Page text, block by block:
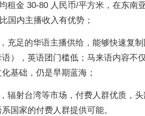
租金 30-80 人民币/平方米，在东南
国内主播收入有优势；
充足的华语主播供给，能够快速复
），英语团门槛低；马来语内容不
基础，仍是早期蓝海；
辐射台湾等市场，付费人群优质，
国家的付费人群提供可能。